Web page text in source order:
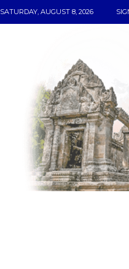
SATURDAY, AUGUST 8, 2026